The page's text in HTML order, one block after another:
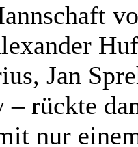
Jan
rückte
nur